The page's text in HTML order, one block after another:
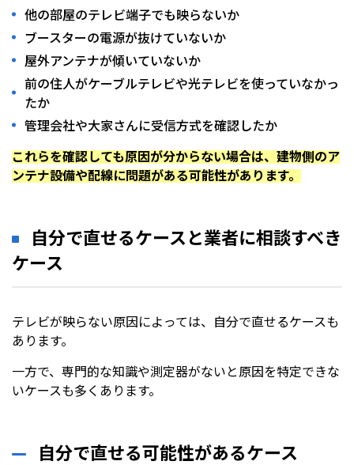
他の部屋のテレビ端子でも映らないか
ブースターの電源が抜けていないか
屋外アンテナが傾いていないか
前の住人がケーブルテレビや光テレビを使っていなかっ
たか
管理会社や大家さんに受信方式を確認したか
これらを確認しても原因が分からない場合は、建物側のア
ンテナ設備や配線に問題がある可能性があります。
自分で直せるケースと業者に相談すべき
ケース
テレビが映らない原因によっては、自分で直せるケースも
あります。
一方で、専門的な知識や測定器がないと原因を特定できな
いケースも多くあります。
自分で直せる可能性があるケース